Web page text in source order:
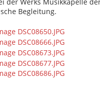
Begleitung.